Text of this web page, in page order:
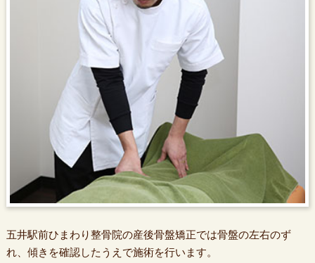
五井駅前ひまわり整骨院の産後骨盤矯正では骨盤の左右のず
れ、傾きを確認したうえで施術を行います。